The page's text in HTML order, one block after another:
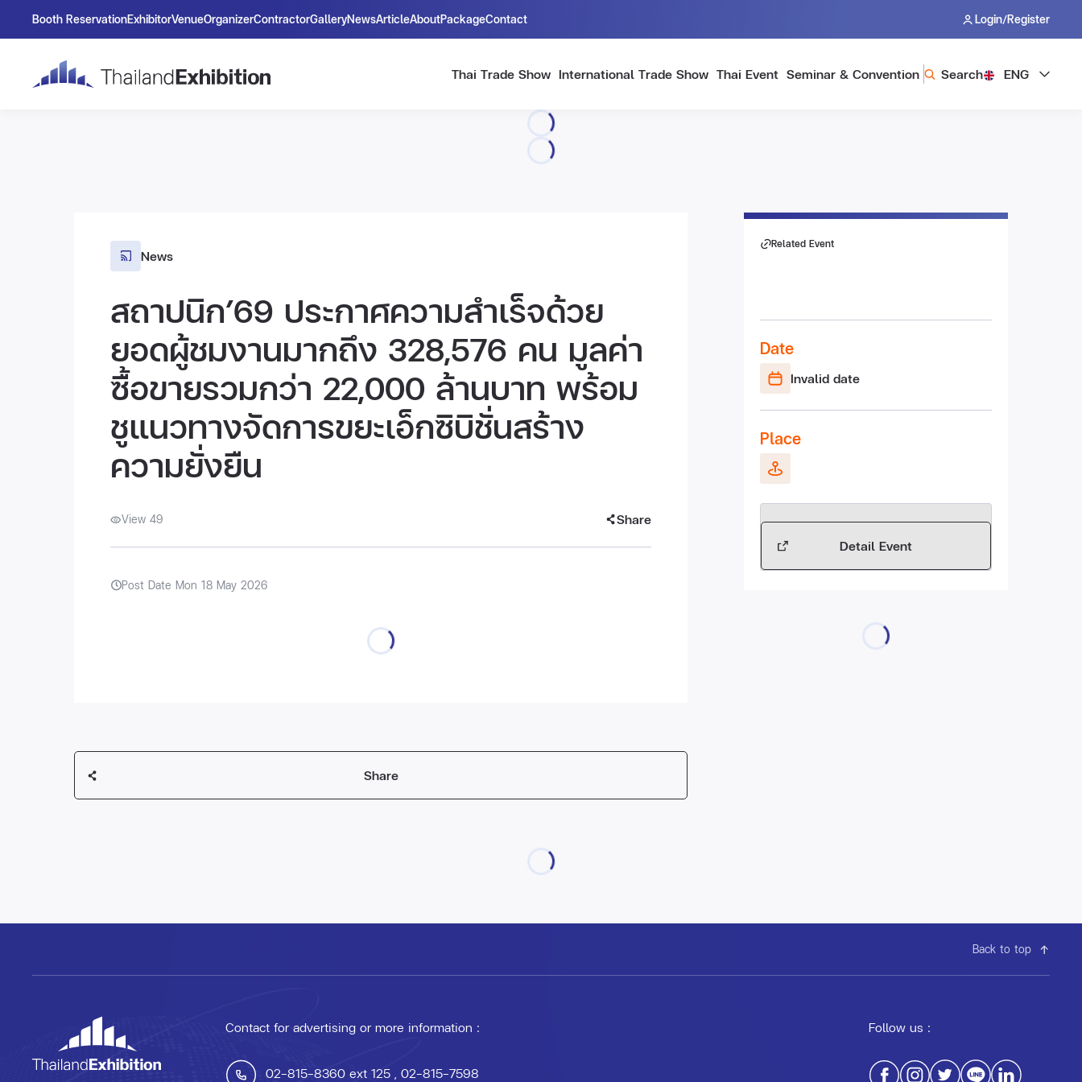
Booth ReservationExhibitorVenueOrganizerContractorGalleryNewsArticleAboutPackageContact Login/Register
Thai Trade Show International Trade Show Thai Event Seminar & Convention Search ENG
News
สถาปนิก’69 ประกาศความสำเร็จด้วย
ยอดผู้ชมงานมากถึง 328,576 คน มูลค่า
ซื้อขายรวมกว่า 22,000 ล้านบาท พร้อม
ชูแนวทางจัดการขยะเอ็กซิบิชั่นสร้าง
ความยั่งยืน
View 49 Share
Post Date Mon 18 May 2026
Share
Related Event
Date
Invalid date
Place
Detail Event
Back to top
Contact for advertising or more information :
02-815-8360 ext 125 , 02-815-7598
Follow us :